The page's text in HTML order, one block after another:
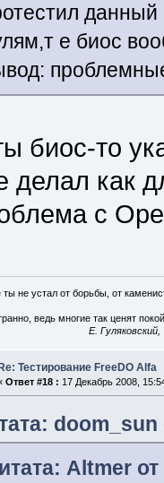
е биос
биос-то
делал как
с
ты не устал от борьбы, от
ведь многие так ценят
E.
Тестирование FreeDO Alfa
Ответ #18 : 17 Декабрь 2008,
doom_sun
Altmer